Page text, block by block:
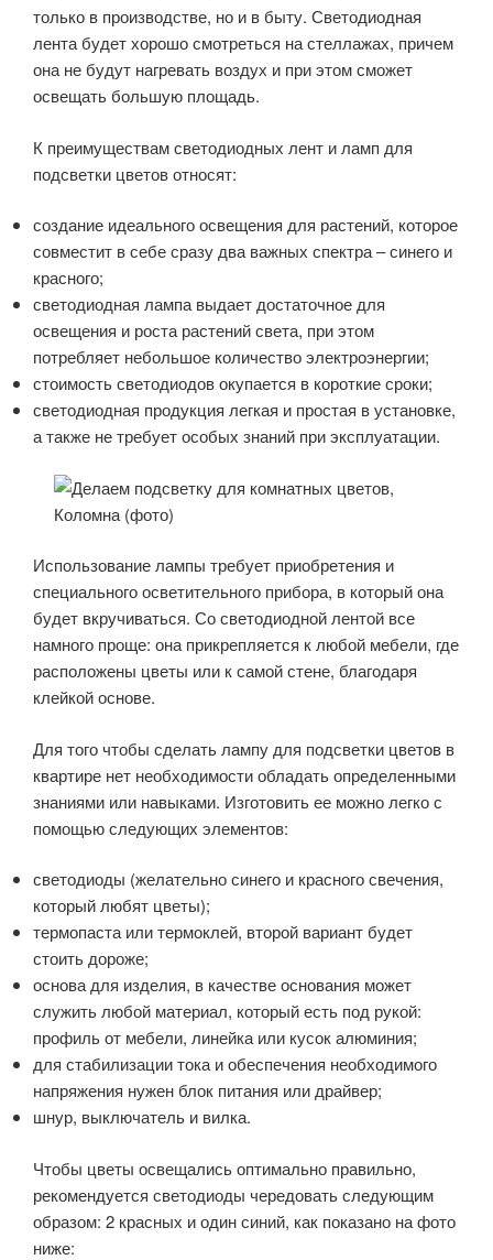
только в производстве, но и в быту. Светодиодная
лента будет хорошо смотреться на стеллажах, причем
она не будут нагревать воздух и при этом сможет
освещать большую площадь.
К преимуществам светодиодных лент и ламп для
подсветки цветов относят:
создание идеального освещения для растений, которое
совместит в себе сразу два важных спектра – синего и
красного;
светодиодная лампа выдает достаточное для
освещения и роста растений света, при этом
потребляет небольшое количество электроэнергии;
стоимость светодиодов окупается в короткие сроки;
светодиодная продукция легкая и простая в установке,
а также не требует особых знаний при эксплуатации.
Использование лампы требует приобретения и
специального осветительного прибора, в который она
будет вкручиваться. Со светодиодной лентой все
намного проще: она прикрепляется к любой мебели, где
расположены цветы или к самой стене, благодаря
клейкой основе.
Для того чтобы сделать лампу для подсветки цветов в
квартире нет необходимости обладать определенными
знаниями или навыками. Изготовить ее можно легко с
помощью следующих элементов:
светодиоды (желательно синего и красного свечения,
который любят цветы);
термопаста или термоклей, второй вариант будет
стоить дороже;
основа для изделия, в качестве основания может
служить любой материал, который есть под рукой:
профиль от мебели, линейка или кусок алюминия;
для стабилизации тока и обеспечения необходимого
напряжения нужен блок питания или драйвер;
шнур, выключатель и вилка.
Чтобы цветы освещались оптимально правильно,
рекомендуется светодиоды чередовать следующим
образом: 2 красных и один синий, как показано на фото
ниже: